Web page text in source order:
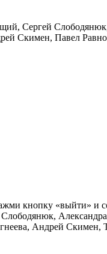
, Сергей Слободянюк
Скимен, Павел
кнопку «выйти» и
Слободянюк,
, Андрей Скимен,